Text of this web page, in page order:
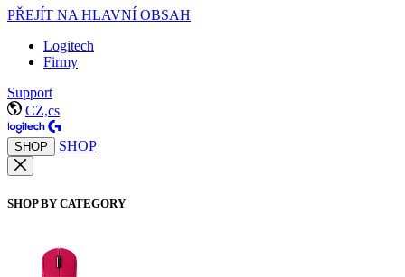
PŘEJÍT NA HLAVNÍ OBSAH
Logitech
Firmy
Support
CZ,cs
SHOP SHOP
SHOP BY CATEGORY